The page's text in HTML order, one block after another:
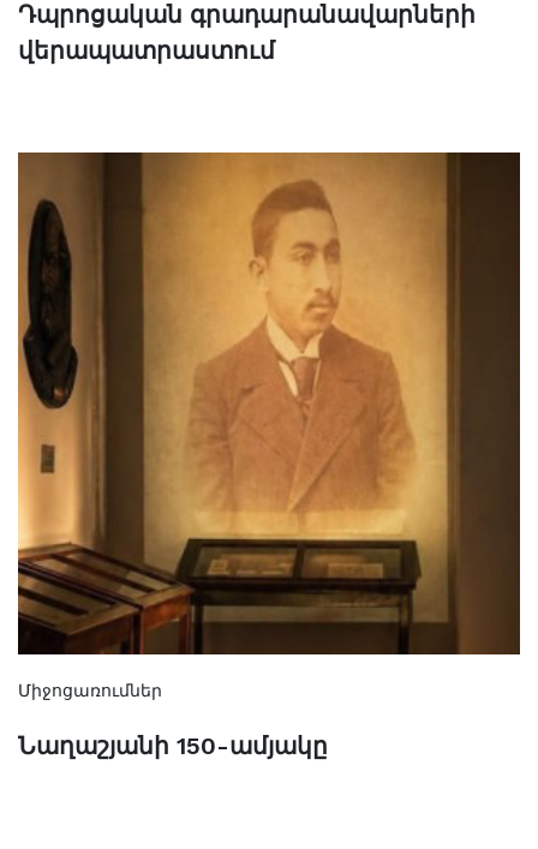
Դպրոցական գրադարանավարների
վերապատրաստում
Միջոցառումներ
Նաղաշյանի 150-ամյակը